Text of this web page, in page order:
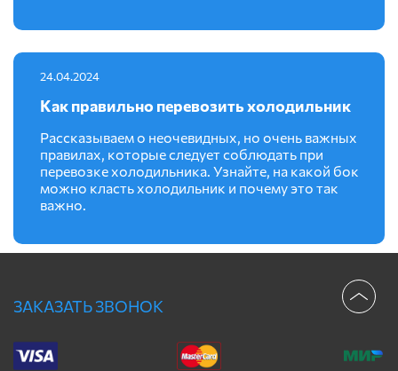
24.04.2024
Как правильно перевозить холодильник
Рассказываем о неочевидных, но очень важных
правилах, которые следует соблюдать при
перевозке холодильника. Узнайте, на какой бок
можно класть холодильник и почему это так
важно.
ЗАКАЗАТЬ ЗВОНОК